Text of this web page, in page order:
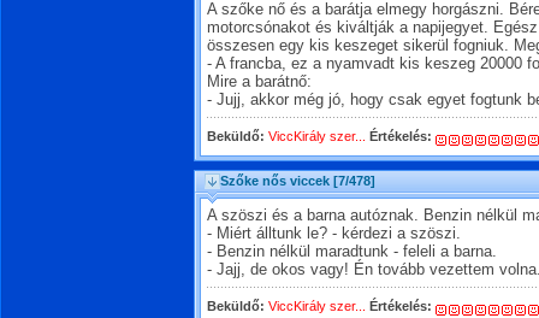
A szőke nő és a barátja elmegy horgászni.
motorcsónakot és kiváltják a napijegyet.
összesen egy kis keszeget sikerül fogniuk.
- A francba, ez a nyamvadt kis keszeg 20000
Mire a barátnő:
- Jujj, akkor még jó, hogy csak egyet fogtunk
Beküldő: ViccKirály szer... Értékelés:
Szőke nős viccek [7/478]
A szöszi és a barna autóznak. Benzin nélkül
- Miért álltunk le? - kérdezi a szöszi.
- Benzin nélkül maradtunk - feleli a barna.
- Jajj, de okos vagy! Én tovább vezettem
Beküldő: ViccKirály szer... Értékelés: